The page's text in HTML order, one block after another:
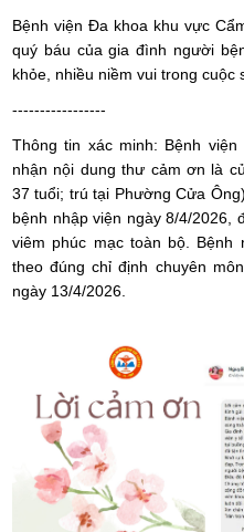
Bệnh viện Đa khoa khu vực
quý báu của gia đình người
khỏe, nhiều niềm vui trong cuộc
-----------------
Thông tin xác minh: Bệnh
nhận nội dung thư cảm ơn là
37 tuổi; trú tại Phường Cửa
bệnh nhập viện ngày 8/4/2026,
viêm phúc mạc toàn bộ. Bệnh
theo đúng chỉ định chuyên
ngày 13/4/2026.